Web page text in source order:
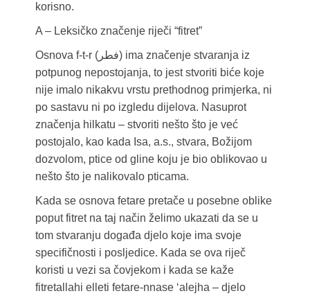
korisno.
A – Leksičko značenje riječi “fitret”
Osnova f-t-r (فطر) ima značenje stvaranja iz
potpunog nepostojanja, to jest stvoriti biće koje
nije imalo nikakvu vrstu prethodnog primjerka, ni
po sastavu ni po izgledu dijelova. Nasuprot
značenja hilkatu – stvoriti nešto što je već
postojalo, kao kada Isa, a.s., stvara, Božijom
dozvolom, ptice od gline koju je bio oblikovao u
nešto što je nalikovalo pticama.
Kada se osnova fetare pretače u posebne oblike
poput fitret na taj način želimo ukazati da se u
tom stvaranju događa djelo koje ima svoje
specifičnosti i posljedice. Kada se ova riječ
koristi u vezi sa čovjekom i kada se kaže
fitretallahi elleti fetare-nnase ‘alejha – djelo